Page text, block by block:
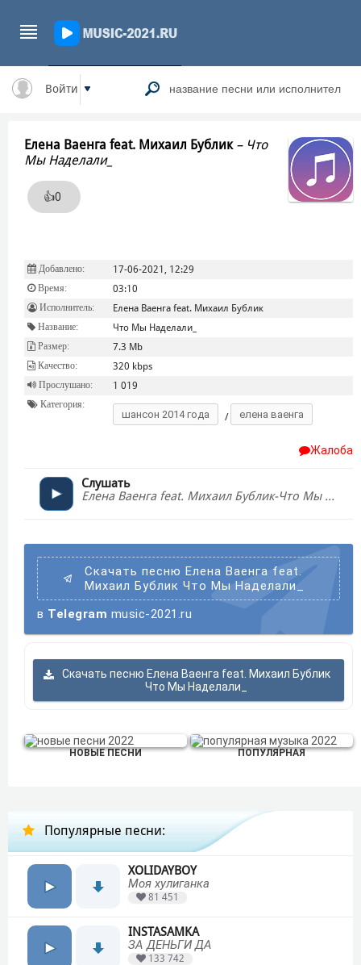
Войти
Елена Ваенга feat. Михаил Бублик – Что
Мы Наделали_
👍0
Добавлено: 17-06-2021, 12:29
Время: 03:10
Исполнитель: Елена Ваенга feat. Михаил Бублик
Название: Что Мы Наделали_
Размер: 7.3 Mb
Качество: 320 kbps
Прослушано: 1 019
Категория:
шансон 2014 года / елена ваенга
Жалоба
Слушать
Елена Ваенга feat. Михаил Бублик-Что Мы Наделали_
Скачать песню Елена Ваенга feat.
Михаил Бублик Что Мы Наделали_
в Telegram music-2021.ru
Скачать песню Елена Ваенга feat. Михаил Бублик
Что Мы Наделали_
НОВЫЕ ПЕСНИ ПОПУЛЯРНАЯ
Популярные песни:
XOLIDAYBOY
Моя хулиганка
81 451
INSTASAMKA
ЗА ДЕНЬГИ ДА
133 742